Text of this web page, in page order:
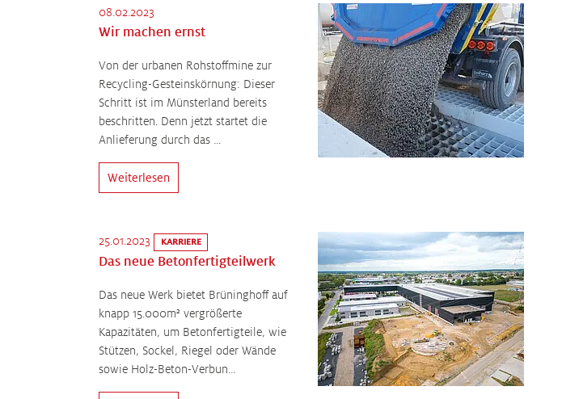
08.02.2023
Wir machen ernst
Von der urbanen Rohstoffmine zur
Recycling-Gesteinskörnung: Dieser
Schritt ist im Münsterland bereits
beschritten. Denn jetzt startet die
Anlieferung durch das …
Weiterlesen
25.01.2023 KARRIERE
Das neue Betonfertigteilwerk
Das neue Werk bietet Brüninghoff auf
knapp 15.000m² vergrößerte
Kapazitäten, um Betonfertigteile, wie
Stützen, Sockel, Riegel oder Wände
sowie Holz-Beton-Verbun…